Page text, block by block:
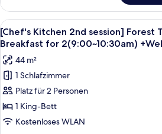
Tower
Deluxe
Double
Queen
Alle
Fotos
für
[Chef's
Kitchen
2nd
session]
Forest
6
[Chef's Kitchen 2nd session] Forest
Breakfast for 2(9:00~10:30am)
44 m²
1 Schlafzimmer
Platz für 2 Personen
1 King-Bett
Kostenloses WLAN